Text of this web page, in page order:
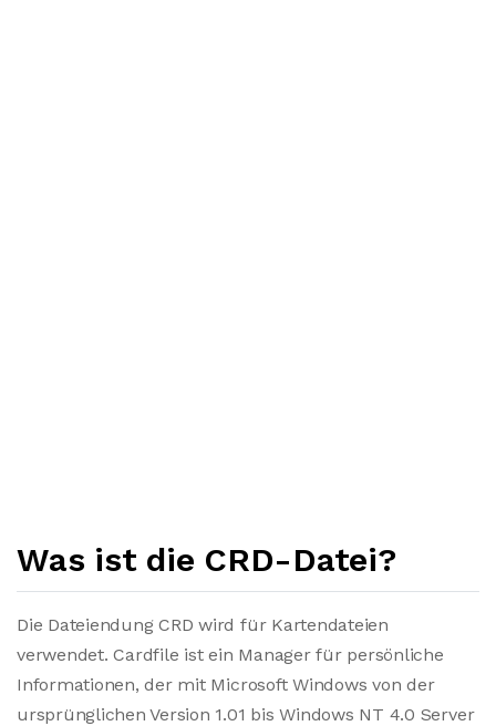
Was ist die CRD-Datei?
Die Dateiendung CRD wird für Kartendateien
verwendet. Cardfile ist ein Manager für persönliche
Informationen, der mit Microsoft Windows von der
ursprünglichen Version 1.01 bis Windows NT 4.0 Server